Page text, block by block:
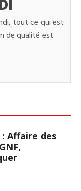
tout ce qui est
de qualité est
Affaire des